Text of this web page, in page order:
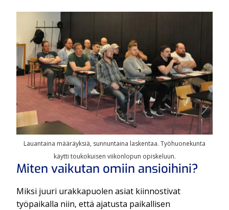
Lauantaina määräyksiä, sunnuntaina laskentaa. Työhuonekunta
käytti toukokuisen viikonlopun opiskeluun.
Miten vaikutan omiin ansioihini?
Miksi juuri urakkapuolen asiat kiinnostivat
työpaikalla niin, että ajatusta paikallisen